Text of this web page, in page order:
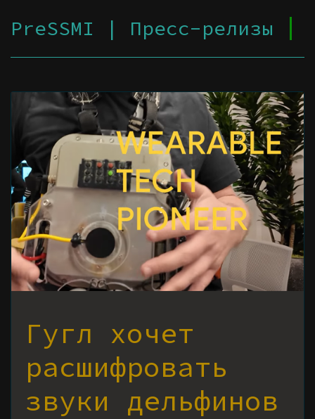
PreSSMI | Пресс-релизы
Гугл хочет
расшифровать
звуки дельфинов